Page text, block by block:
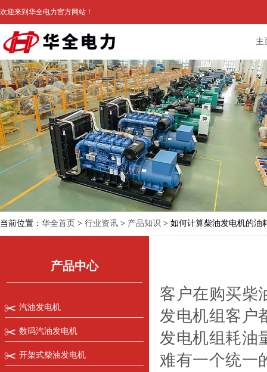
欢迎来到华全电力官方网站！
主
当前位置： 华全首页 > 行业资讯 > 产品知识 > 如何计算柴油发电机的油
产品中心
汽油发电机
数码汽油发电机
开架式柴油发电机
客户在购买柴
发电机组客户
发电机组耗油
难有一个统一